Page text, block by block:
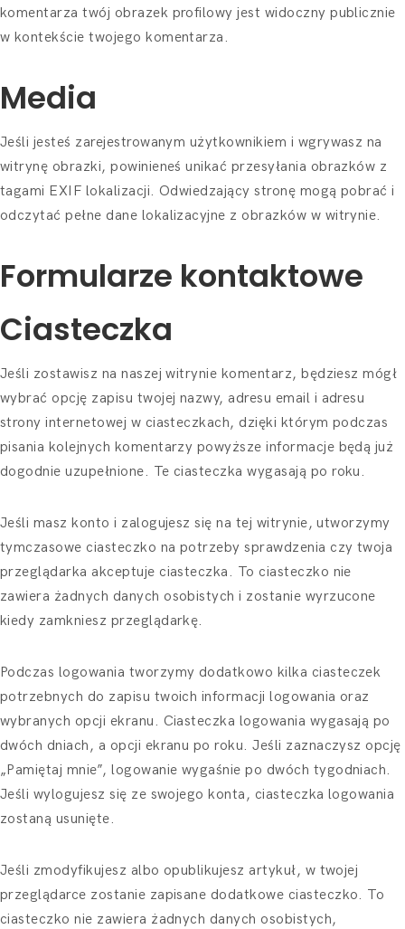
komentarza twój obrazek profilowy jest widoczny publicznie
w kontekście twojego komentarza.
Media
Jeśli jesteś zarejestrowanym użytkownikiem i wgrywasz na
witrynę obrazki, powinieneś unikać przesyłania obrazków z
tagami EXIF lokalizacji. Odwiedzający stronę mogą pobrać i
odczytać pełne dane lokalizacyjne z obrazków w witrynie.
Formularze kontaktowe
Ciasteczka
Jeśli zostawisz na naszej witrynie komentarz, będziesz mógł
wybrać opcję zapisu twojej nazwy, adresu email i adresu
strony internetowej w ciasteczkach, dzięki którym podczas
pisania kolejnych komentarzy powyższe informacje będą już
dogodnie uzupełnione. Te ciasteczka wygasają po roku.
Jeśli masz konto i zalogujesz się na tej witrynie, utworzymy
tymczasowe ciasteczko na potrzeby sprawdzenia czy twoja
przeglądarka akceptuje ciasteczka. To ciasteczko nie
zawiera żadnych danych osobistych i zostanie wyrzucone
kiedy zamkniesz przeglądarkę.
Podczas logowania tworzymy dodatkowo kilka ciasteczek
potrzebnych do zapisu twoich informacji logowania oraz
wybranych opcji ekranu. Ciasteczka logowania wygasają po
dwóch dniach, a opcji ekranu po roku. Jeśli zaznaczysz opcję
„Pamiętaj mnie”, logowanie wygaśnie po dwóch tygodniach.
Jeśli wylogujesz się ze swojego konta, ciasteczka logowania
zostaną usunięte.
Jeśli zmodyfikujesz albo opublikujesz artykuł, w twojej
przeglądarce zostanie zapisane dodatkowe ciasteczko. To
ciasteczko nie zawiera żadnych danych osobistych,